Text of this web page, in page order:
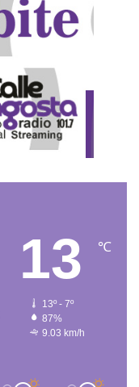
13 ℃
13º - 7º
87%
9.03 km/h